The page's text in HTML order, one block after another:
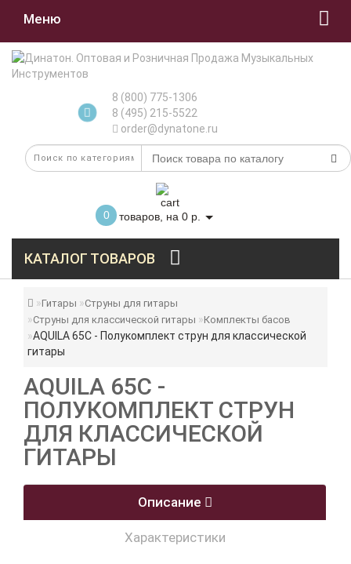
Меню
8 (800) 775-1306
8 (495) 215-5522
order@dynatone.ru
0 товаров, на 0 р.
КАТАЛОГ ТОВАРОВ
Гитары
Струны для гитары
Струны для классической гитары
Комплекты басов
AQUILA 65C - Полукомплект струн для классической
гитары
AQUILA 65C -
ПОЛУКОМПЛЕКТ СТРУН
ДЛЯ КЛАССИЧЕСКОЙ
ГИТАРЫ
Описание
Характеристики